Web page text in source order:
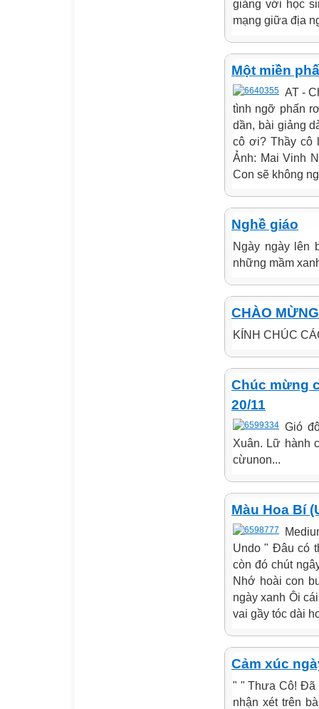
giảng với học
mạng giữa địa
Một miền
AT -
tình ngỡ phấn
dần, bài giảng
cô ơi? Thầy cô
Ảnh: Mai Vinh
Con sẽ không
Nghề giáo
Ngày ngày lên
những mầm
CHÀO
KÍNH CHÚC
Chúc mừng
20/11
Gió
Xuân. Lữ hành
cừunon...
Màu Hoa Bí
Undo " Đâu có
còn đó chút
Nhớ hoài con
ngày xanh Ôi
vai gầy tóc dài
Cảm xúc
" " Thưa Cô! Đã
nhận xét trên